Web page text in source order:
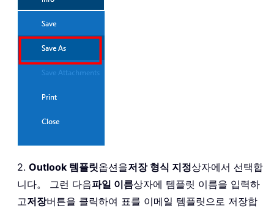
2. Outlook 템플릿옵션을저장 형식 지정상자에서 선택합
니다。 그런 다음파일 이름상자에 템플릿 이름을 입력하
고저장버튼을 클릭하여 표를 이메일 템플릿으로 저장합